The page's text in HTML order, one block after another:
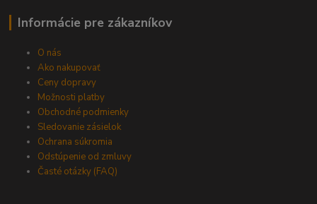
Informácie pre zákazníkov
O nás
Ako nakupovať
Ceny dopravy
Možnosti platby
Obchodné podmienky
Sledovanie zásielok
Ochrana súkromia
Odstúpenie od zmluvy
Časté otázky (FAQ)